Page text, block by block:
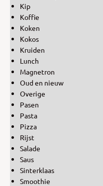
Kip
Koffie
Koken
Kokos
Kruiden
Lunch
Magnetron
Oud en nieuw
Overige
Pasen
Pasta
Pizza
Rijst
Salade
Saus
Sinterklaas
Smoothie